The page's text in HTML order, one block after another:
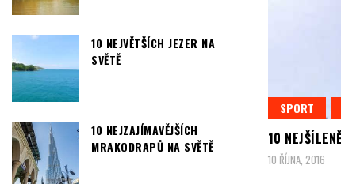
SPORT
10
10 ŘÍJNA, 2016
10 NEJVĚTŠÍCH JEZER NA
SVĚTĚ
10 NEJZAJÍMAVĚJŠÍCH
MRAKODRAPŮ NA SVĚTĚ